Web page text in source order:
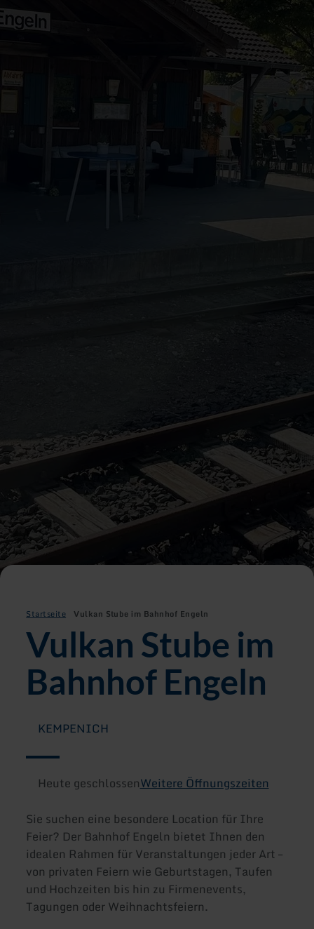
Startseite Vulkan Stube im Bahnhof Engeln
Vulkan Stube im
Bahnhof Engeln
KEMPENICH
Heute geschlossenWeitere Öffnungszeiten
Sie suchen eine besondere Location für Ihre
Feier? Der Bahnhof Engeln bietet Ihnen den
idealen Rahmen für Veranstaltungen jeder Art –
von privaten Feiern wie Geburtstagen, Taufen
und Hochzeiten bis hin zu Firmenevents,
Tagungen oder Weihnachtsfeiern.